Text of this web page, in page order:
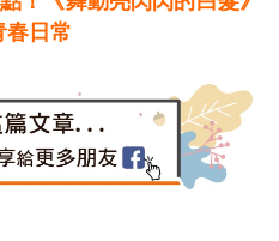
日常